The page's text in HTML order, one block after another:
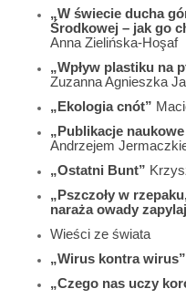
„W świecie ducha
Środkowej – jak go
Anna Zielińska-Hoşaf
„Wpływ plastiku na
Zuzanna Agnieszka
„Ekologia cnót”
„Publikacje
Andrzejem
„Ostatni Bunt”
„Pszczoły w
naraża owady
Wieści ze świata
„Wirus kontra wirus”
„Czego nas uczy